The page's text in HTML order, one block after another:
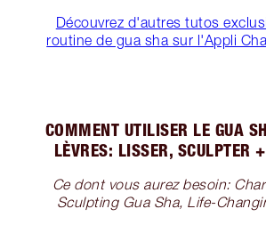
Découvrez d'autres tutos
routine de gua sha sur l'Appli
COMMENT UTILISER LE GUA
LÈVRES: LISSER, SCULPTER
Ce dont vous aurez besoin:
Sculpting Gua Sha, Life-